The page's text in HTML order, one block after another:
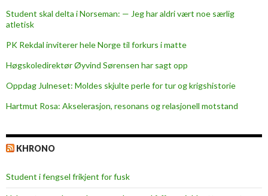
e
r
a
v
a
i
l
Student skal delta i Norseman: — Jeg har aldri vært noe særlig
atletisk
PK Rekdal inviterer hele Norge til forkurs i matte
Høgskoledirektør Øyvind Sørensen har sagt opp
Oppdag Julneset: Moldes skjulte perle for tur og krigshistorie
Hartmut Rosa: Akselerasjon, resonans og relasjonell motstand
KHRONO
Student i fengsel frikjent for fusk